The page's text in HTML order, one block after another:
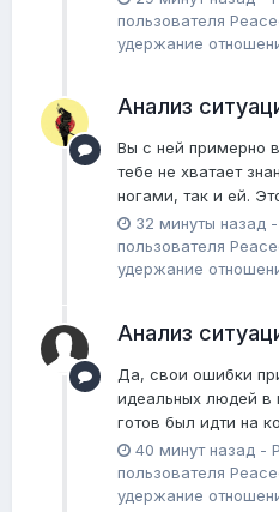
пользователя
удержание
Анализ
Вы с ней примерно
тебе не хватает
ногами, так и ей.
32 минуты назад -
пользователя
удержание
Анализ
Да, свои ошибки
идеальных людей в
готов был идти на
40 минут назад -
пользователя
удержание